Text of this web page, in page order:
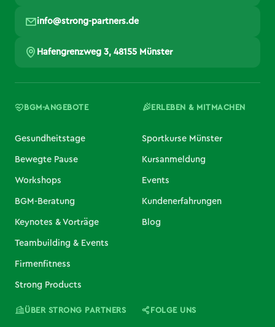
info@strong-partners.de
Hafengrenzweg 3, 48155 Münster
BGM-ANGEBOTE
Gesundheitstage
Bewegte Pause
Workshops
BGM-Beratung
Keynotes & Vorträge
Teambuilding & Events
Firmenfitness
Strong Products
ERLEBEN & MITMACHEN
Sportkurse Münster
Kursanmeldung
Events
Kundenerfahrungen
Blog
ÜBER STRONG PARTNERS FOLGE UNS